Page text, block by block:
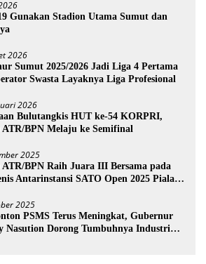
Gunakan Stadion Utama Sumut dan
2026
Sumut 2025/2026 Jadi Liga 4 Pertama
Swasta Layaknya Liga Profesional
2026
Bulutangkis HUT ke-54 KORPRI,
ATR/BPN Melaju ke Semifinal
2025
BPN Raih Juara III Bersama pada
Antarinstansi SATO Open 2025 Piala
2025
PSMS Terus Meningkat, Gubernur
Nasution Dorong Tumbuhnya Industri